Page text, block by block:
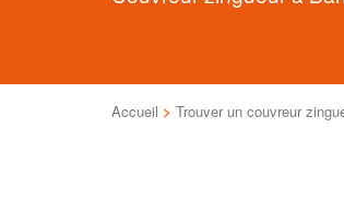
Accueil > Trouver un couvreur